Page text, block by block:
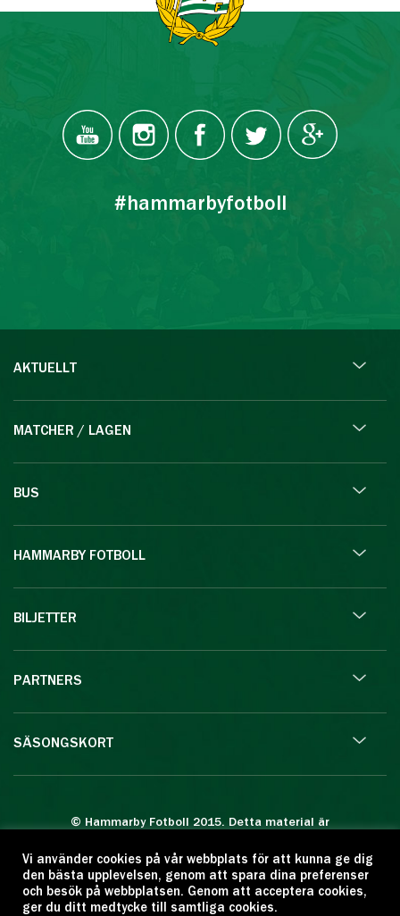
#hammarbyfotboll
AKTUELLT
MATCHER / LAGEN
BUS
HAMMARBY FOTBOLL
BILJETTER
PARTNERS
SÄSONGSKORT
© Hammarby Fotboll 2015. Detta material är
Eftertryck eller annan kopiering är förbjuden.
Citera oss gärna men ange källan:
www.hammarbyfotboll.se. Ansvarig utgivare:
Vi använder cookies på vår webbplats för att kunna ge dig
den bästa upplevelsen, genom att spara dina preferenser
och besök på webbplatsen. Genom att acceptera cookies,
ger du ditt medtycke till samtliga cookies.